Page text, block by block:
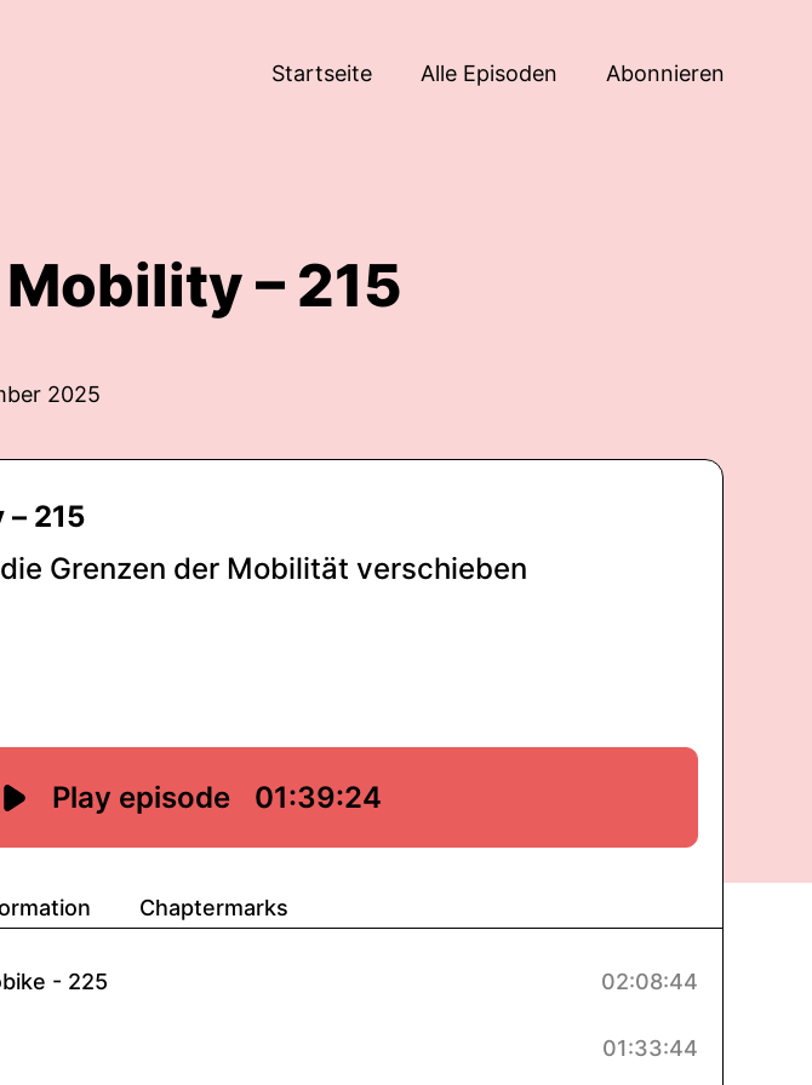
Startseite Alle Episoden Abonnieren
– 215
2025